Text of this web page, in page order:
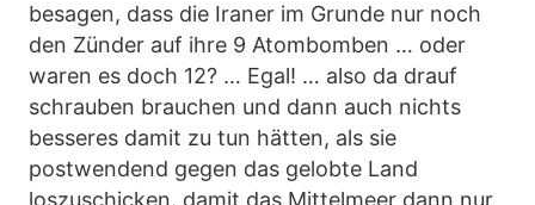
besagen, dass die Iraner im Grunde nur noch
den Zünder auf ihre 9 Atombomben … oder
waren es doch 12? … Egal! … also da drauf
schrauben brauchen und dann auch nichts
besseres damit zu tun hätten, als sie
postwendend gegen das gelobte Land
loszuschicken, damit das Mittelmeer dann nur